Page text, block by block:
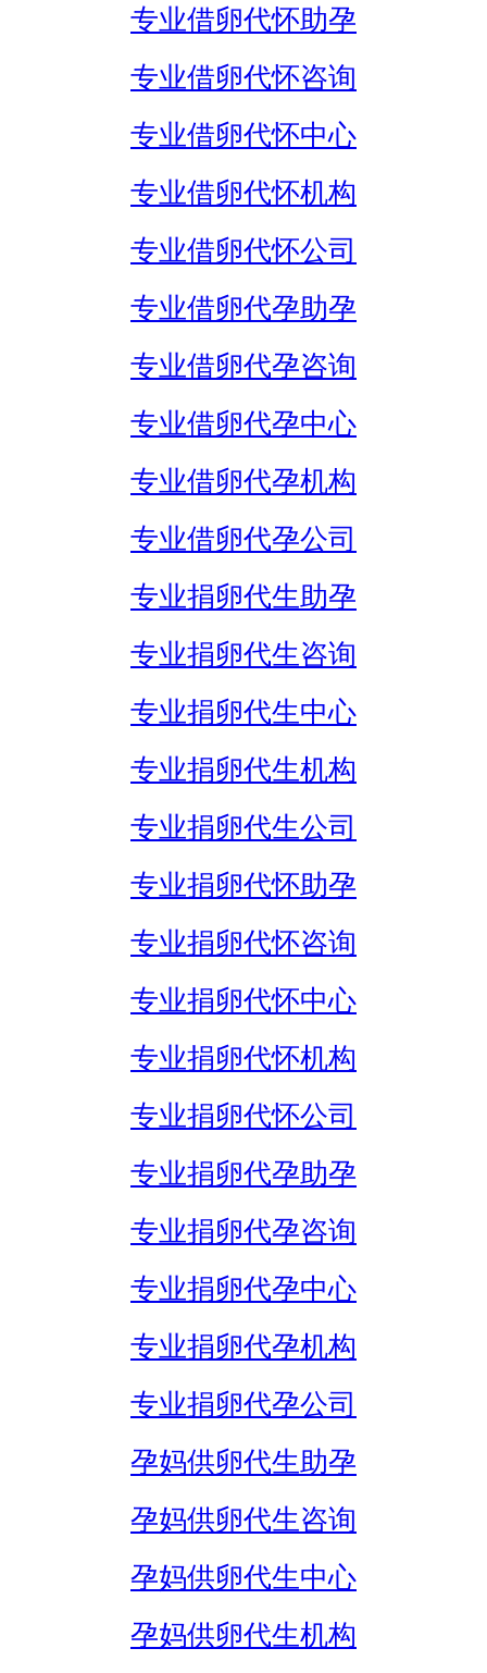
专业借卵代怀助孕
专业借卵代怀咨询
专业借卵代怀中心
专业借卵代怀机构
专业借卵代怀公司
专业借卵代孕助孕
专业借卵代孕咨询
专业借卵代孕中心
专业借卵代孕机构
专业借卵代孕公司
专业捐卵代生助孕
专业捐卵代生咨询
专业捐卵代生中心
专业捐卵代生机构
专业捐卵代生公司
专业捐卵代怀助孕
专业捐卵代怀咨询
专业捐卵代怀中心
专业捐卵代怀机构
专业捐卵代怀公司
专业捐卵代孕助孕
专业捐卵代孕咨询
专业捐卵代孕中心
专业捐卵代孕机构
专业捐卵代孕公司
孕妈供卵代生助孕
孕妈供卵代生咨询
孕妈供卵代生中心
孕妈供卵代生机构